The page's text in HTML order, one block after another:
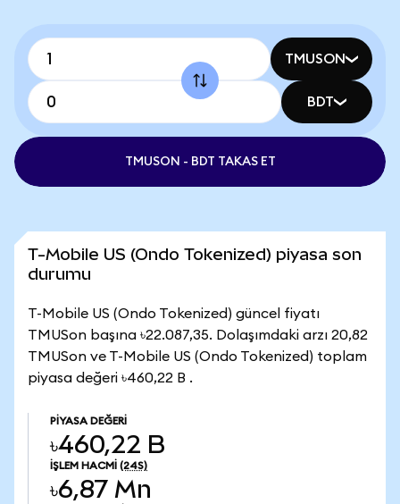
TMUSON
BDT
TMUSON - BDT TAKAS ET
T-Mobile US (Ondo Tokenized) piyasa son
durumu
T-Mobile US (Ondo Tokenized) güncel fiyatı
TMUSon başına ৳22.087,35. Dolaşımdaki arzı 20,82
TMUSon ve T-Mobile US (Ondo Tokenized) toplam
piyasa değeri ৳460,22 B .
PIYASA DEĞERI
৳460,22 B
İŞLEM HACMI (24S)
৳6,87 Mn